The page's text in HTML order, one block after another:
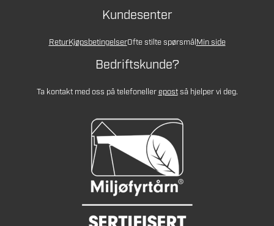
Kundesenter
ReturKjøpsbetingelserOfte stilte spørsmålMin side
Bedriftskunde?
Ta kontakt med oss på telefonellerepostså hjelper vi deg.